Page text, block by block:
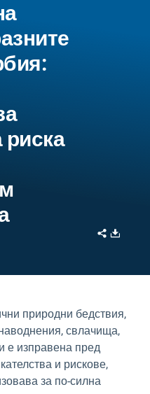
Share
природни бедствия,
свлачища,
е изправена пред
и рискове,
за по-силна